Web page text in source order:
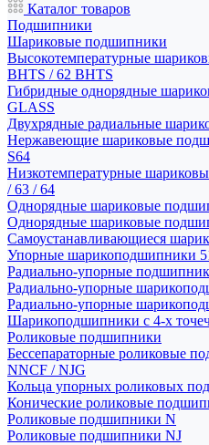
Каталог товаров
Подшипники
Шариковые подшипники
Высокотемпературные
BHTS / 62 BHTS
Гибридные однорядные
GLASS
Двухрядные радиальные
Нержавеющие шариковые
S64
Низкотемпературные
/ 63 / 64
Однорядные шариковые
Однорядные шариковые
Самоустанавливающиеся
Упорные шарикоподшипники
Радиально-упорные
Радиально-упорные
Радиально-упорные
Шарикоподшипники с 4-х
Роликовые подшипники
Бессепараторные роликовые
NNCF / NJG
Кольца упорных роликовых
Конические роликовые
Роликовые подшипники N
Роликовые подшипники NJ